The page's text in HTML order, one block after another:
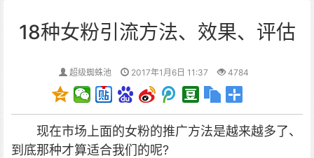
18种女粉引流方法、效果、评估
超级蜘蛛池 2017年1月6日 11:37 4784
现在市场上面的女粉的推广方法是越来越多了、
到底那种才算适合我们的呢?